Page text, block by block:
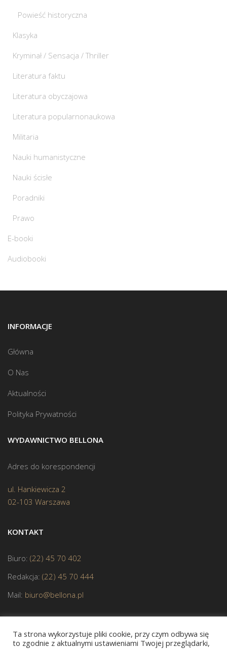
Powieść historyczna
Klasyka
Kryminał / Sensacja / Thriller
Literatura faktu
Literatura obyczajowa
Literatura popularnonaukowa
Militaria
Nauki humanistyczne
Nauki ścisłe
Poradniki
Prawo
E-booki
Audiobooki
INFORMACJE
Główna
O Nas
Aktualności
Polityka Prywatności
WYDAWNICTWO BELLONA
Adres do korespondencji
ul. Hankiewicza 2
02-103 Warszawa
KONTAKT
Biuro: (22) 45 70 402
Redakcja: (22) 45 70 444
Mail: biuro@bellona.pl
Ta strona wykorzystuje pliki cookie, przy czym odbywa się
to zgodnie z aktualnymi ustawieniami Twojej przeglądarki,